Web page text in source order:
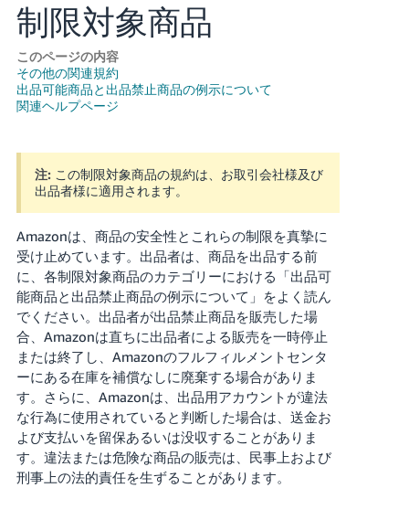
日
本
語
-
CN
Deutsch
- DE
- ES
Français
- FR
Italiano
- IT
한
국
어
-
KR
日
本
ロ
グ
イ
ン
制限対象商品
このページの内容
その他の関連規約
出品可能商品と出品禁止商品の例示について
関連ヘルプページ
注: この制限対象商品の規約は、お取引会社様及び
出品者様に適用されます。
Amazonは、商品の安全性とこれらの制限を真摯に
受け止めています。出品者は、商品を出品する前
に、各制限対象商品のカテゴリーにおける「出品可
能商品と出品禁止商品の例示について」をよく読ん
でください。出品者が出品禁止商品を販売した場
合、Amazonは直ちに出品者による販売を一時停止
または終了し、Amazonのフルフィルメントセンタ
ーにある在庫を補償なしに廃棄する場合がありま
す。さらに、Amazonは、出品用アカウントが違法
な行為に使用されていると判断した場合は、送金お
よび支払いを留保あるいは没収することがありま
す。違法または危険な商品の販売は、民事上および
刑事上の法的責任を生ずることがあります。